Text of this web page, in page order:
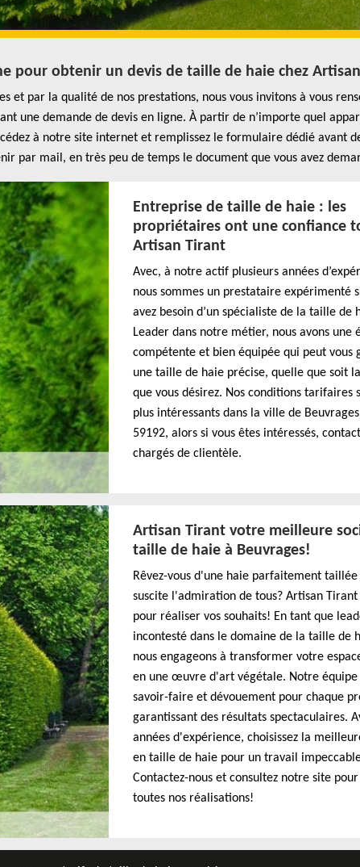
pour obtenir un devis de taille de haie chez
et par la qualité de nos prestations, nous vous invitons à vous
une demande de devis en ligne. À partir de n’importe quel
à notre site internet et remplissez le formulaire dédié avant
par mail, en très peu de temps le document que vous avez
Entreprise de taille de haie : les
propriétaires ont une confiance
Artisan Tirant
Avec, à notre actif plusieurs années
nous sommes un prestataire expérimenté
avez besoin d’un spécialiste de la taille de
Leader dans notre métier, nous avons une
compétente et bien équipée qui peut vous
une taille de haie précise, quelle que soit
que vous désirez. Nos conditions tarifaires
plus intéressants dans la ville de
59192, alors si vous êtes intéressés,
chargés de clientèle.
Artisan Tirant votre meilleure
taille de haie à Beuvrages!
Rêvez-vous d'une haie parfaitement taillée
suscite l'admiration de tous? Artisan Tirant
pour réaliser vos souhaits! En tant que
incontesté dans le domaine de la taille de
nous engageons à transformer votre
en une œuvre d'art végétale. Notre équipe
savoir-faire et dévouement pour chaque
garantissant des résultats spectaculaires.
années d'expérience, choisissez la
en taille de haie pour un travail
Contactez-nous et consultez notre site
toutes nos réalisations!